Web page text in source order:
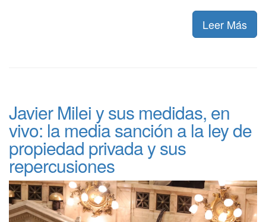
Leer Más
Javier Milei y sus medidas, en
vivo: la media sanción a la ley de
propiedad privada y sus
repercusiones